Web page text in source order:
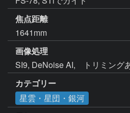
焦点距離
1641mm
画像処理
カテゴリー
星雲・星団・銀河